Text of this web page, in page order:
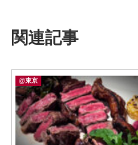
関連記事
@東京